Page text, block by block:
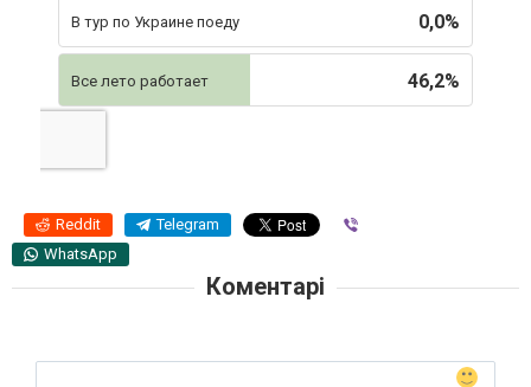
0,0%
В тур по Украине поеду
46,2%
Все лето работает
Reddit Telegram
WhatsApp
Коментарі